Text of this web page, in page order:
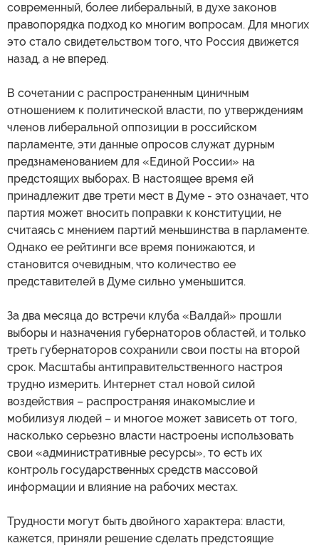
современный, более либеральный, в духе законов
правопорядка подход ко многим вопросам. Для многих
это стало свидетельством того, что Россия движется
назад, а не вперед.
В сочетании с распространенным циничным
отношением к политической власти, по утверждениям
членов либеральной оппозиции в российском
парламенте, эти данные опросов служат дурным
предзнаменованием для «Единой России» на
предстоящих выборах. В настоящее время ей
принадлежит две трети мест в Думе - это означает, что
партия может вносить поправки к конституции, не
считаясь с мнением партий меньшинства в парламенте.
Однако ее рейтинги все время понижаются, и
становится очевидным, что количество ее
представителей в Думе сильно уменьшится.
За два месяца до встречи клуба «Валдай» прошли
выборы и назначения губернаторов областей, и только
треть губернаторов сохранили свои посты на второй
срок. Масштабы антиправительственного настроя
трудно измерить. Интернет стал новой силой
воздействия – распространяя инакомыслие и
мобилизуя людей – и многое может зависеть от того,
насколько серьезно власти настроены использовать
свои «административные ресурсы», то есть их
контроль государственных средств массовой
информации и влияние на рабочих местах.
Трудности могут быть двойного характера: власти,
кажется, приняли решение сделать предстоящие